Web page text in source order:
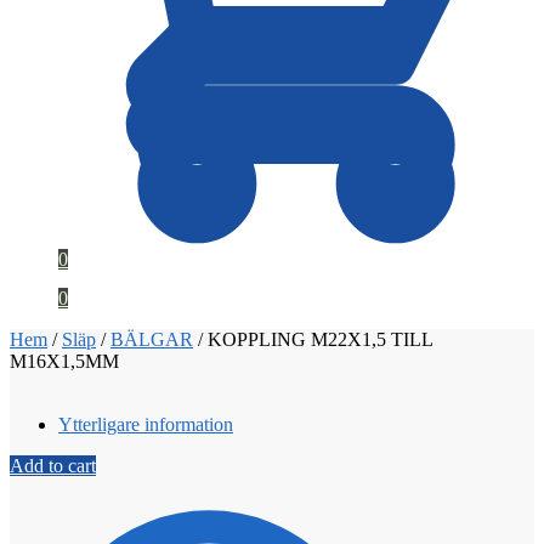
0
0
Hem / Släp /BÄLGAR /KOPPLING M22X1,5 TILL
M16X1,5MM
Ytterligare information
Add to cart